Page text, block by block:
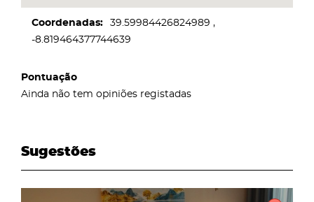
Coordenadas
39.59984426824989
-8.819464377744639
Pontuação
Ainda não tem opiniões registadas
Sugestões